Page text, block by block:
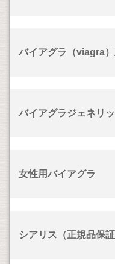
バイアグラ（viagra
バイアグラジェネリ
女性用バイアグラ
シアリス（正規品保証